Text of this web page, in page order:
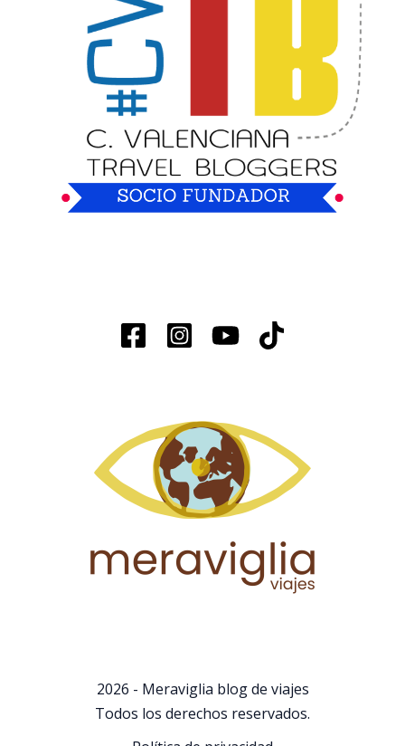
2026 - Meraviglia blog de viajes
Todos los derechos reservados.